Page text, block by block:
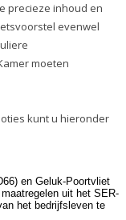
precieze inhoud en
evenwel
moeten
kunt u hieronder
en Geluk-Poortvliet
uit het SER-
het bedrijfsleven te